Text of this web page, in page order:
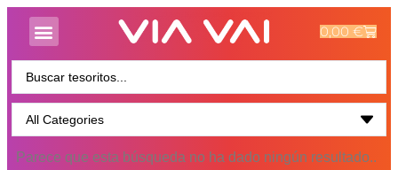
0,00€
Parece que esta búsqueda no ha dado ningún resultado..